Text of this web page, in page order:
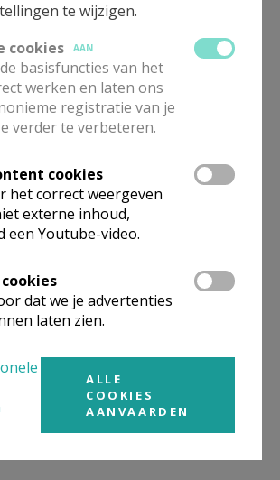
OF REGISTREREN
voor de weekendvieringen die doorgaan
adres van de kerk, alsook een lijst met
ALLE DETAILS TONEN
wat je zocht? Hier vind je
kerken, eventueel van andere
in de buurt.
of nabijKampenhout -
te wijzigen.
cookies
AAN
basisfuncties van het
werken en laten ons
registratie van je
verder te verbeteren.
cookies
het correct weergeven
externe inhoud,
een Youtube-video.
dat we je advertenties
laten zien.
ALLE
COOKIES
AANVAARDEN